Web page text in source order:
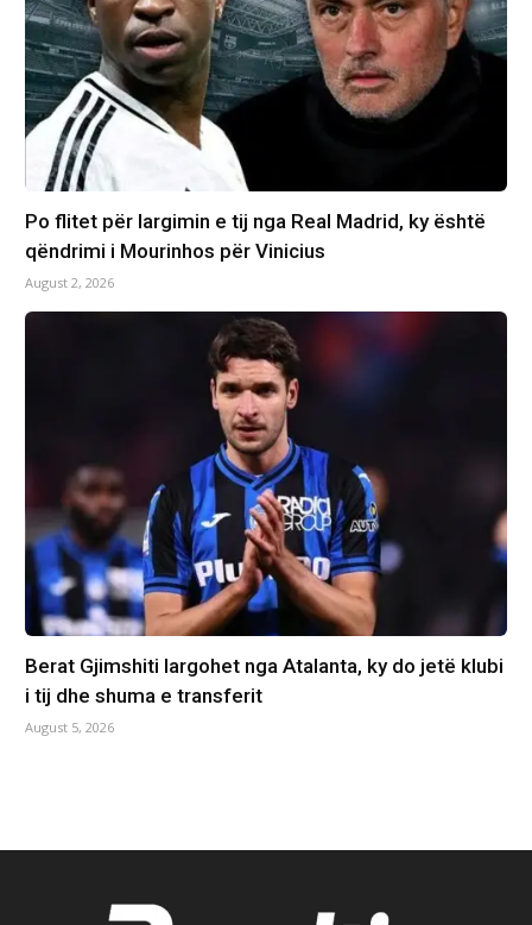
Po flitet për largimin e tij nga Real Madrid, ky është
qëndrimi i Mourinhos për Vinicius
August 2, 2026
Berat Gjimshiti largohet nga Atalanta, ky do jetë klubi
i tij dhe shuma e transferit
August 5, 2026